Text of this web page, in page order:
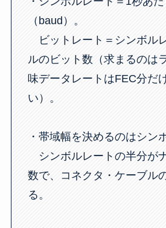
（baud）。
ビットレート＝シンボル
ルのビット数（求まるのは
味データレートはFEC分だ
い）。
・帯域幅を決めるのはシン
シンボルレートの半分が
数で、コネクタ・ケーブル
る。